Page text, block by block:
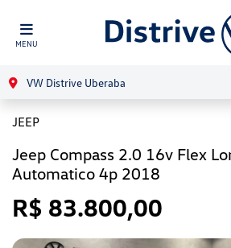
MENU
VW Distrive Uberaba
JEEP
Jeep Compass 2.0 16v Flex
Automatico 4p 2018
R$ 83.800,00